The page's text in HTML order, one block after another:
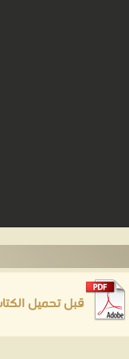
قبل تحميل